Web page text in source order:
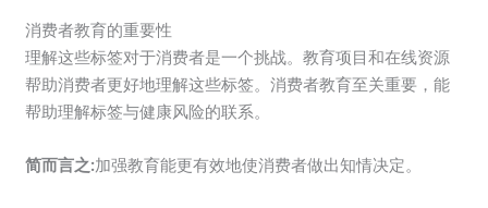
消费者教育的重要性
理解这些标签对于消费者是一个挑战。教育项目和在线资源
帮助消费者更好地理解这些标签。消费者教育至关重要，能
帮助理解标签与健康风险的联系。
简而言之:加强教育能更有效地使消费者做出知情决定。